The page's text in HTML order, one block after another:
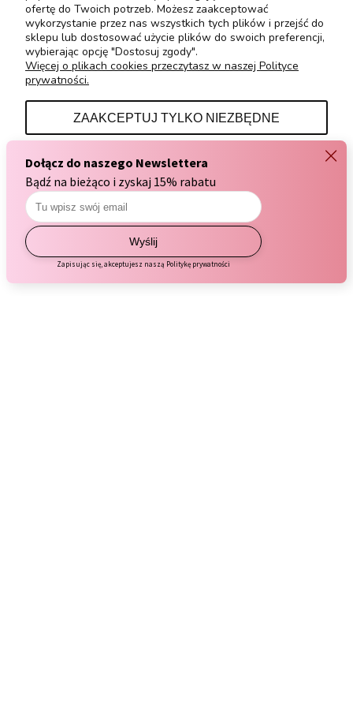
ZAPISZ SIĘ DO NEWSLETTERA
Kod rabatowy na -15%na
pierwsze zakupy!
Podaj swój adres e-mail, jeżeli chcesz otrzymywać
informacje o nowościach i promocjach.
ofertę do Twoich potrzeb. Możesz zaakceptować
wykorzystanie przez nas wszystkich tych plików i przejść do
sklepu lub dostosować użycie plików do swoich preferencji,
wybierając opcję "Dostosuj zgody".
Więcej o plikach cookies przeczytasz w naszej Polityce
prywatności.
ZAAKCEPTUJ TYLKO NIEZBĘDNE
DOSTOSUJ ZGODY
ZAAKCEPTUJ WSZYSTKIE